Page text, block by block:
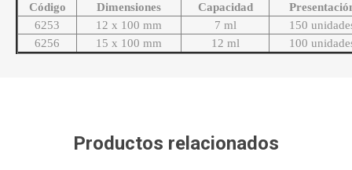
Código
Dimensiones Capacidad
6253
12 x 100 mm 7 ml
150
6256
15 x 100 mm 12 ml 100
Productos relacionados